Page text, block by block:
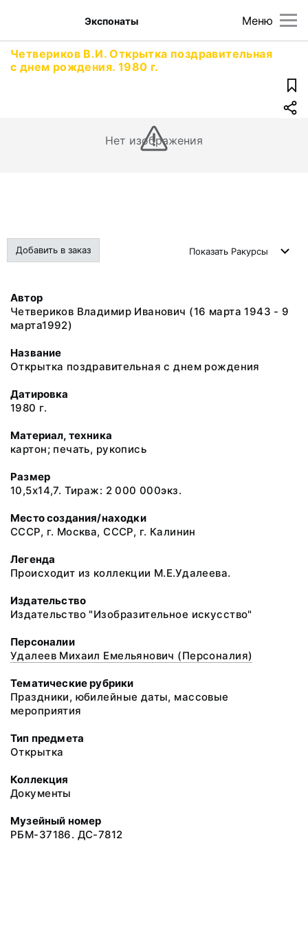
Меню
Экспонаты
Четвериков В.И. Открытка поздравительная
с днем рождения. 1980 г.
Нет изображения
Добавить в заказ Показать Ракурсы
Автор
Четвериков Владимир Иванович (16 марта 1943 - 9
марта1992)
Название
Открытка поздравительная с днем рождения
Датировка
1980 г.
Материал, техника
картон; печать, рукопись
Размер
10,5х14,7. Тираж: 2 000 000экз.
Место создания/находки
СССР, г. Москва, СССР, г. Калинин
Легенда
Происходит из коллекции М.Е.Удалеева.
Издательство
Издательство "Изобразительное искусство"
Персоналии
Удалеев Михаил Емельянович (Персоналия)
Тематические рубрики
Праздники, юбилейные даты, массовые
мероприятия
Тип предмета
Открытка
Коллекция
Документы
Музейный номер
РБМ-37186. ДС-7812